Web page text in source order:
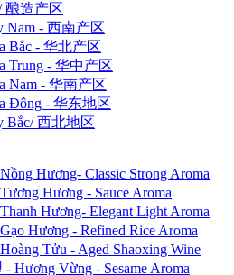
酿造产区
Nam - 西南产区
Bắc - 华北产区
Trung - 华中产区
Nam - 华南产区
Đông - 华东地区
Bắc/ 西北地区
Hương- Classic Strong Aroma
Hương - Sauce Aroma
Hương- Elegant Light Aroma
Hương - Refined Rice Aroma
Tửu - Aged Shaoxing Wine
Hương Vừng - Sesame Aroma